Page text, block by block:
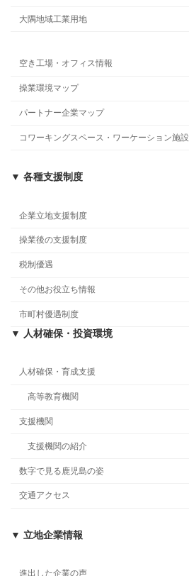
大隅地域工業用地
空き工場・オフィス情報
操業環境マップ
パートナー企業マップ
コワーキングスペース・ワーケーション施設
▼ 各種支援制度
企業立地支援制度
操業後の支援制度
税制優遇
その他お役立ち情報
市町村優遇制度
▼ 人材確保・投資環境
人材確保・育成支援
高等教育機関
支援機関
支援機関の紹介
数字で見る鹿児島の姿
交通アクセス
▼ 立地企業情報
進出した企業の声